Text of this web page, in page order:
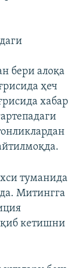
бери алоқа
ҳеч
хабар
туманида
Митингга
кетишни